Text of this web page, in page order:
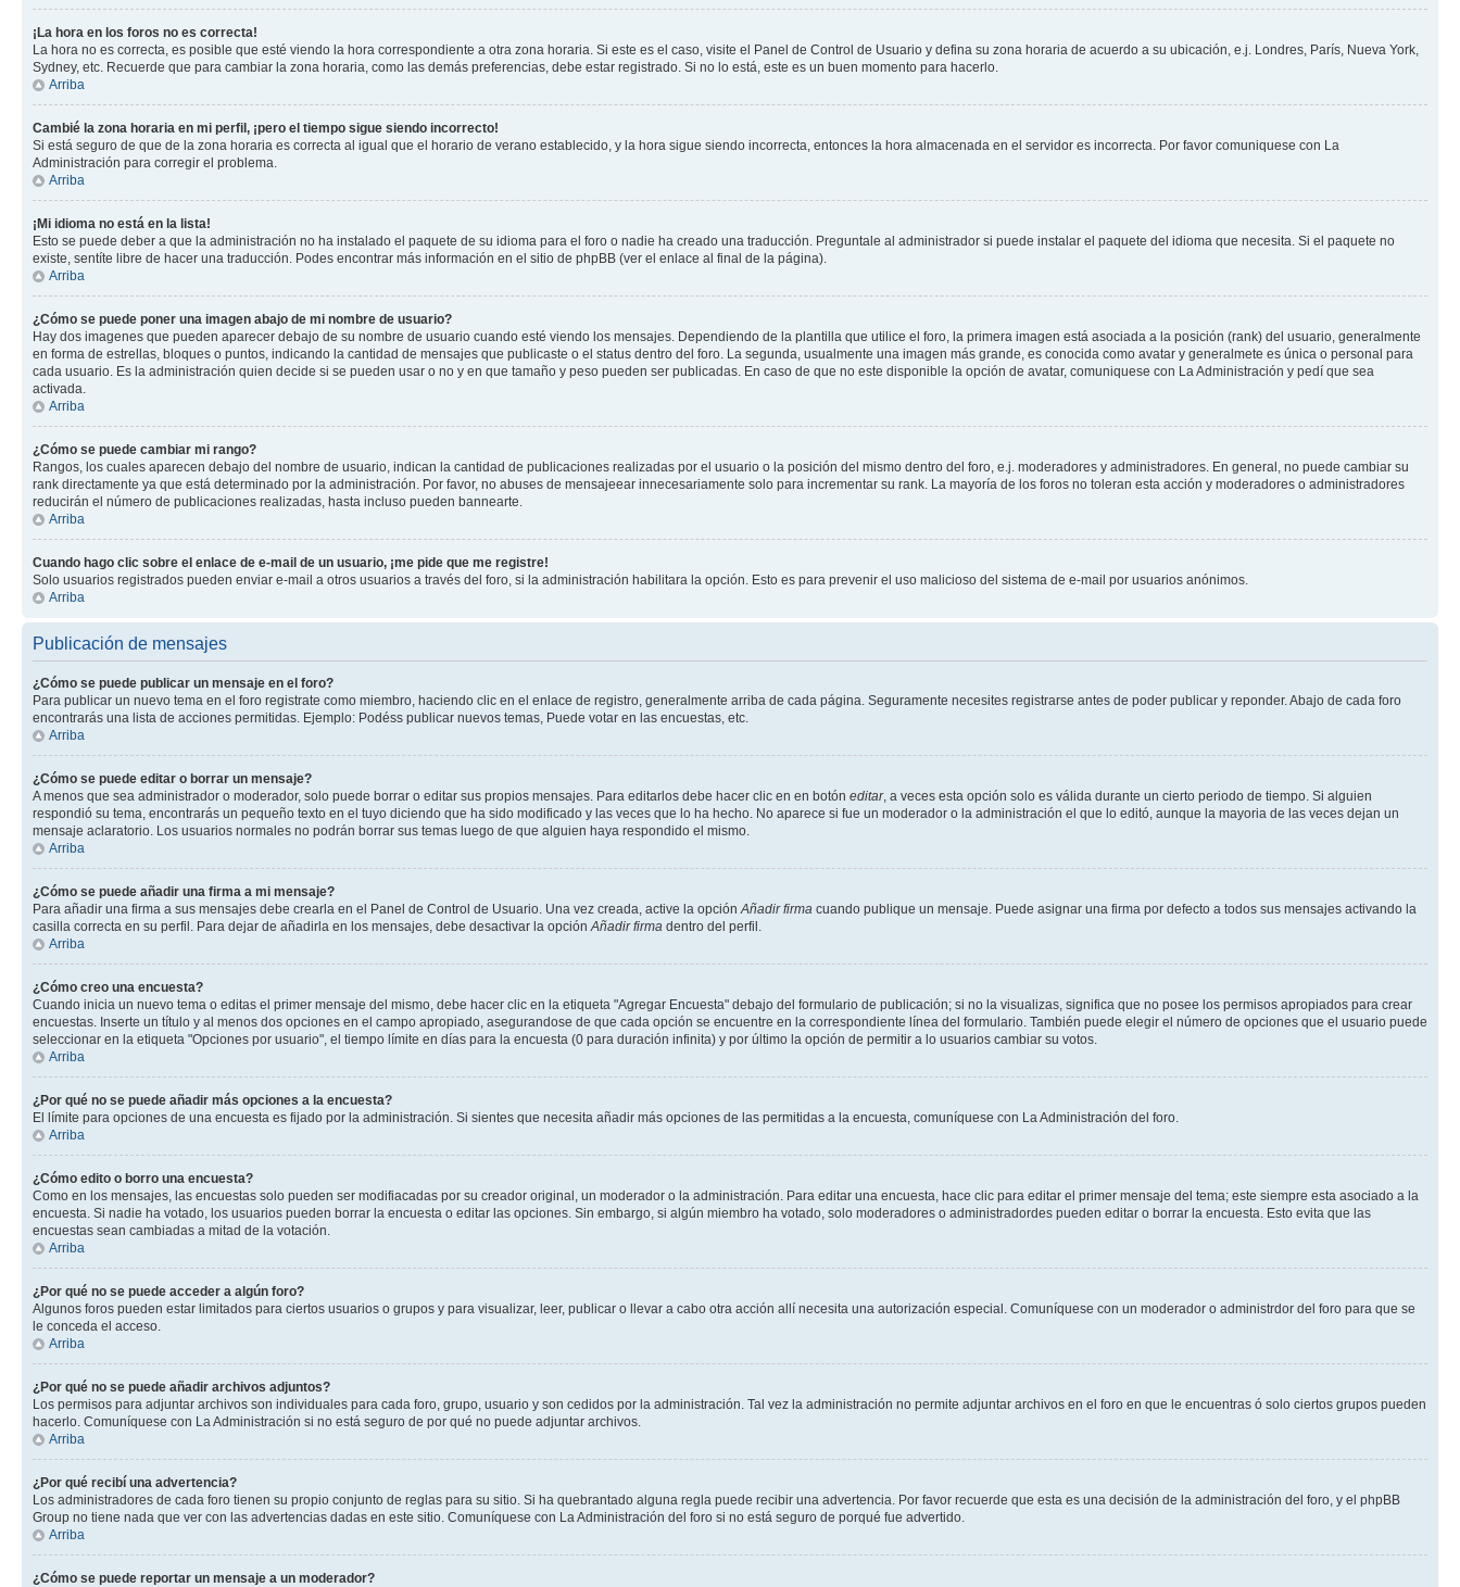
¡La hora en los foros no es correcta!
La hora no es correcta, es posible que esté viendo la hora correspondiente a otra zona horaria. Si este es el caso, visite el Panel de Control de Usuario y defina su zona horaria de acuerdo a su ubicación, e.j. Londres, París, Nueva York,
Sydney, etc. Recuerde que para cambiar la zona horaria, como las demás preferencias, debe estar registrado. Si no lo está, este es un buen momento para hacerlo.
Arriba
Cambié la zona horaria en mi perfil, ¡pero el tiempo sigue siendo incorrecto!
Si está seguro de que de la zona horaria es correcta al igual que el horario de verano establecido, y la hora sigue siendo incorrecta, entonces la hora almacenada en el servidor es incorrecta. Por favor comuniquese con La
Administración para corregir el problema.
Arriba
¡Mi idioma no está en la lista!
Esto se puede deber a que la administración no ha instalado el paquete de su idioma para el foro o nadie ha creado una traducción. Preguntale al administrador si puede instalar el paquete del idioma que necesita. Si el paquete no
existe, sentíte libre de hacer una traducción. Podes encontrar más información en el sitio de phpBB (ver el enlace al final de la página).
Arriba
¿Cómo se puede poner una imagen abajo de mi nombre de usuario?
Hay dos imagenes que pueden aparecer debajo de su nombre de usuario cuando esté viendo los mensajes. Dependiendo de la plantilla que utilice el foro, la primera imagen está asociada a la posición (rank) del usuario, generalmente
en forma de estrellas, bloques o puntos, indicando la cantidad de mensajes que publicaste o el status dentro del foro. La segunda, usualmente una imagen más grande, es conocida como avatar y generalmete es única o personal para
cada usuario. Es la administración quien decide si se pueden usar o no y en que tamaño y peso pueden ser publicadas. En caso de que no este disponible la opción de avatar, comuniquese con La Administración y pedí que sea
activada.
Arriba
¿Cómo se puede cambiar mi rango?
Rangos, los cuales aparecen debajo del nombre de usuario, indican la cantidad de publicaciones realizadas por el usuario o la posición del mismo dentro del foro, e.j. moderadores y administradores. En general, no puede cambiar su
rank directamente ya que está determinado por la administración. Por favor, no abuses de mensajeear innecesariamente solo para incrementar su rank. La mayoría de los foros no toleran esta acción y moderadores o administradores
reducirán el número de publicaciones realizadas, hasta incluso pueden bannearte.
Arriba
Cuando hago clic sobre el enlace de e-mail de un usuario, ¡me pide que me registre!
Solo usuarios registrados pueden enviar e-mail a otros usuarios a través del foro, si la administración habilitara la opción. Esto es para prevenir el uso malicioso del sistema de e-mail por usuarios anónimos.
Arriba
Publicación de mensajes
¿Cómo se puede publicar un mensaje en el foro?
Para publicar un nuevo tema en el foro registrate como miembro, haciendo clic en el enlace de registro, generalmente arriba de cada página. Seguramente necesites registrarse antes de poder publicar y reponder. Abajo de cada foro
encontrarás una lista de acciones permitidas. Ejemplo: Podéss publicar nuevos temas, Puede votar en las encuestas, etc.
Arriba
¿Cómo se puede editar o borrar un mensaje?
A menos que sea administrador o moderador, solo puede borrar o editar sus propios mensajes. Para editarlos debe hacer clic en en botón editar, a veces esta opción solo es válida durante un cierto periodo de tiempo. Si alguien
respondió su tema, encontrarás un pequeño texto en el tuyo diciendo que ha sido modificado y las veces que lo ha hecho. No aparece si fue un moderador o la administración el que lo editó, aunque la mayoria de las veces dejan un
mensaje aclaratorio. Los usuarios normales no podrán borrar sus temas luego de que alguien haya respondido el mismo.
Arriba
¿Cómo se puede añadir una firma a mi mensaje?
Para añadir una firma a sus mensajes debe crearla en el Panel de Control de Usuario. Una vez creada, active la opciónAñadir firma cuando publique un mensaje. Puede asignar una firma por defecto a todos sus mensajes activando la
casilla correcta en su perfil. Para dejar de añadirla en los mensajes, debe desactivar la opciónAñadir firma dentro del perfil.
Arriba
¿Cómo creo una encuesta?
Cuando inicia un nuevo tema o editas el primer mensaje del mismo, debe hacer clic en la etiqueta "Agregar Encuesta" debajo del formulario de publicación; si no la visualizas, significa que no posee los permisos apropiados para crear
encuestas. Inserte un título y al menos dos opciones en el campo apropiado, asegurandose de que cada opción se encuentre en la correspondiente línea del formulario. También puede elegir el número de opciones que el usuario puede
seleccionar en la etiqueta "Opciones por usuario", el tiempo límite en días para la encuesta (0 para duración infinita) y por último la opción de permitir a lo usuarios cambiar su votos.
Arriba
¿Por qué no se puede añadir más opciones a la encuesta?
El límite para opciones de una encuesta es fijado por la administración. Si sientes que necesita añadir más opciones de las permitidas a la encuesta, comuníquese con La Administración del foro.
Arriba
¿Cómo edito o borro una encuesta?
Como en los mensajes, las encuestas solo pueden ser modifiacadas por su creador original, un moderador o la administración. Para editar una encuesta, hace clic para editar el primer mensaje del tema; este siempre esta asociado a la
encuesta. Si nadie ha votado, los usuarios pueden borrar la encuesta o editar las opciones. Sin embargo, si algún miembro ha votado, solo moderadores o administradordes pueden editar o borrar la encuesta. Esto evita que las
encuestas sean cambiadas a mitad de la votación.
Arriba
¿Por qué no se puede acceder a algún foro?
Algunos foros pueden estar limitados para ciertos usuarios o grupos y para visualizar, leer, publicar o llevar a cabo otra acción allí necesita una autorización especial. Comuníquese con un moderador o administrdor del foro para que se
le conceda el acceso.
Arriba
¿Por qué no se puede añadir archivos adjuntos?
Los permisos para adjuntar archivos son individuales para cada foro, grupo, usuario y son cedidos por la administración. Tal vez la administración no permite adjuntar archivos en el foro en que le encuentras ó solo ciertos grupos pueden
hacerlo. Comuníquese con La Administración si no está seguro de por qué no puede adjuntar archivos.
Arriba
¿Por qué recibí una advertencia?
Los administradores de cada foro tienen su propio conjunto de reglas para su sitio. Si ha quebrantado alguna regla puede recibir una advertencia. Por favor recuerde que esta es una decisión de la administración del foro, y el phpBB
Group no tiene nada que ver con las advertencias dadas en este sitio. Comuníquese con La Administración del foro si no está seguro de porqué fue advertido.
Arriba
¿Cómo se puede reportar un mensaje a un moderador?